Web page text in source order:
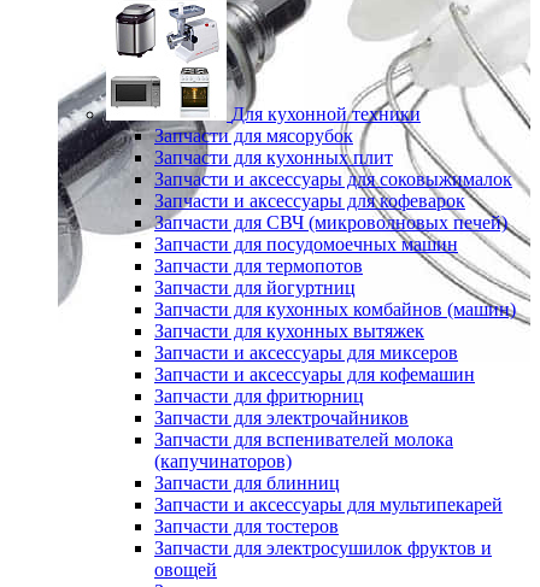
Для кухонной техники
Запчасти для мясорубок
Запчасти для кухонных плит
Запчасти и аксессуары для соковыжималок
Запчасти и аксессуары для кофеварок
Запчасти для СВЧ (микроволновых печей)
Запчасти для посудомоечных машин
Запчасти для термопотов
Запчасти для йогуртниц
Запчасти для кухонных комбайнов (машин)
Запчасти для кухонных вытяжек
Запчасти и аксессуары для миксеров
Запчасти и аксессуары для кофемашин
Запчасти для фритюрниц
Запчасти для электрочайников
Запчасти для вспенивателей молока
(капучинаторов)
Запчасти для блинниц
Запчасти и аксессуары для мультипекарей
Запчасти для тостеров
Запчасти для электросушилок фруктов и
овощей